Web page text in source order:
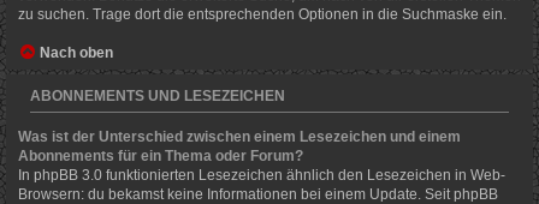
zu suchen. Trage dort die entsprechenden Optionen in die Suchmaske ein.
Nach oben
ABONNEMENTS UND LESEZEICHEN
Was ist der Unterschied zwischen einem Lesezeichen und einem
Abonnements für ein Thema oder Forum?
In phpBB 3.0 funktionierten Lesezeichen ähnlich den Lesezeichen in Web-
Browsern: du bekamst keine Informationen bei einem Update. Seit phpBB